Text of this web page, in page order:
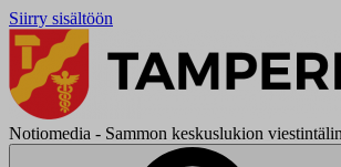
Siirry sisältöön
Notiomedia - Sammon keskuslukion